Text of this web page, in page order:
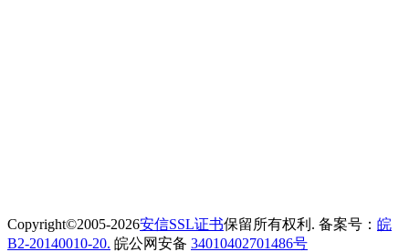
Copyright©2005-2026安信SSL证书保留所有权利. 备案号： 皖
B2-20140010-20. 皖公网安备 34010402701486号